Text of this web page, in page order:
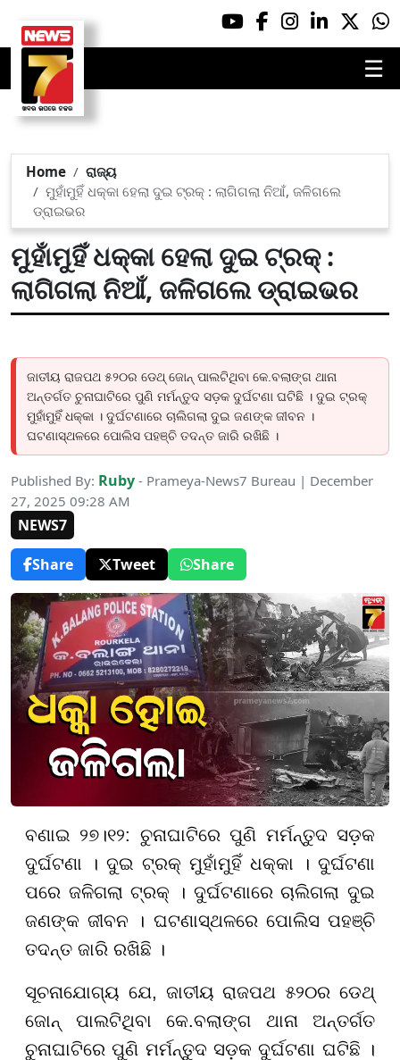
☰
Home
ରାଜ୍ୟ
ମୁହାଁମୁହିଁ ଧକ୍କା ହେଲା ଦୁଇ ଟ୍ରକ୍ : ଲାଗିଗଲା ନିଆଁ, ଜଳିଗଲେ
ଡ୍ରାଇଭର
ମୁହାଁମୁହିଁ ଧକ୍କା ହେଲା ଦୁଇ ଟ୍ରକ୍ :
ଲାଗିଗଲା ନିଆଁ, ଜଳିଗଲେ ଡ୍ରାଇଭର
ଜାତୀୟ ରାଜପଥ ୫୨୦ର ଡେଥ୍ ଜୋନ୍ ପାଲଟିଥିବା କେ.ବଲାଙ୍ଗ ଥାନା
ଅନ୍ତର୍ଗତ ଚୁନାଘାଟିରେ ପୁଣି ମର୍ମନ୍ତୁଦ ସଡ଼କ ଦୁର୍ଘଟଣା ଘଟିଛି । ଦୁଇ ଟ୍ରକ୍
ମୁହାଁମୁହିଁ ଧକ୍କା । ଦୁର୍ଘଟଣାରେ ଚାଲିଗଲା ଦୁଇ ଜଣଙ୍କ ଜୀବନ ।
ଘଟଣାସ୍ଥଳରେ ପୋଲିସ ପହଞ୍ଚି ତଦନ୍ତ ଜାରି ରଖିଛି ।
Published By: Ruby - Prameya-News7 Bureau | December
27, 2025 09:28 AM
NEWS7
Share
Tweet Share
ବଣାଇ ୨୭।୧୨: ଚୁନାଘାଟିରେ ପୁଣି ମର୍ମନ୍ତୁଦ ସଡ଼କ
ଦୁର୍ଘଟଣା । ଦୁଇ ଟ୍ରକ୍ ମୁହାଁମୁହିଁ ଧକ୍କା । ଦୁର୍ଘଟଣା
ପରେ ଜଳିଗଲା ଟ୍ରକ୍ । ଦୁର୍ଘଟଣାରେ ଚାଲିଗଲା ଦୁଇ
ଜଣଙ୍କ ଜୀବନ । ଘଟଣାସ୍ଥଳରେ ପୋଲିସ ପହଞ୍ଚି
ତଦନ୍ତ ଜାରି ରଖିଛି ।
ସୂଚନାଯୋଗ୍ୟ ଯେ, ଜାତୀୟ ରାଜପଥ ୫୨୦ର ଡେଥ୍
ଜୋନ୍ ପାଲଟିଥିବା କେ.ବଲାଙ୍ଗ ଥାନା ଅନ୍ତର୍ଗତ
ଚୁନାଘାଟିରେ ପୁଣି ମର୍ମନ୍ତୁଦ ସଡ଼କ ଦୁର୍ଘଟଣା ଘଟିଛି ।